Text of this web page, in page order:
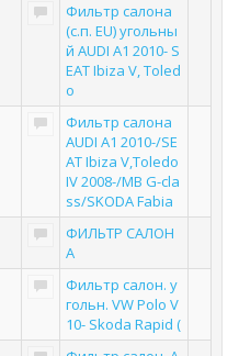
Фильтр салона
(с.п. EU) угольны
й AUDI A1 2010- S
EAT Ibiza V, Toled
o
Фильтр салона
AUDI A1 2010-/SE
AT Ibiza V,Toledo
IV 2008-/MB G-cla
ss/SKODA Fabia
ФИЛЬТР САЛОН
А
Фильтр салон. у
гольн. VW Polo V
10- Skoda Rapid (